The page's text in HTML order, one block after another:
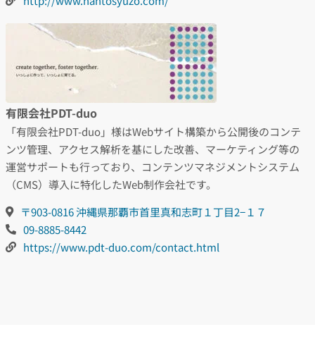
有限会社PDT-duo
「有限会社PDT-duo」様はWebサイト構築から公開後のコンテ
ンツ管理、アクセス解析を基にした改善、マーケティング等の
運営サポートも行っており、コンテンツマネジメントシステム
（CMS）導入に特化したWeb制作会社です。
〒903-0816 沖縄県那覇市首里真和志町１丁目2−１７
09-8885-8442
https://www.pdt-duo.com/contact.html